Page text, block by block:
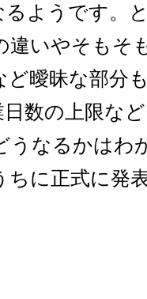
るようです。
違いやそもそ
ど曖昧な部分
数の上限な
うなるかはわ
ちに正式に発